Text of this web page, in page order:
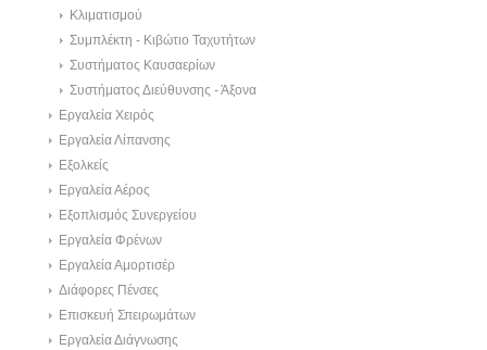
Κλιματισμού
Συμπλέκτη - Κιβώτιο Ταχυτήτων
Συστήματος Καυσαερίων
Συστήματος Διεύθυνσης - Άξονα
Εργαλεία Χειρός
Εργαλεία Λίπανσης
Εξολκείς
Εργαλεία Αέρος
Εξοπλισμός Συνεργείου
Εργαλεία Φρένων
Εργαλεία Αμορτισέρ
Διάφορες Πένσες
Επισκευή Σπειρωμάτων
Εργαλεία Διάγνωσης